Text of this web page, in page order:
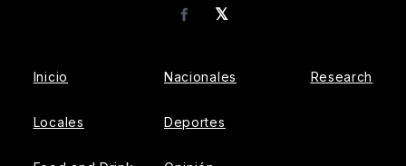
𝕏
Facebook
Inicio
Locales
Nacionales
Deportes
Research